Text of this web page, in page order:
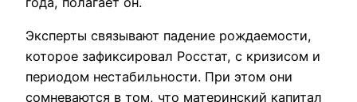
Эксперты связывают падение рождаемости,
которое зафиксировал Росстат, с кризисом и
периодом нестабильности. При этом они
сомневаются в том, что материнский капитал